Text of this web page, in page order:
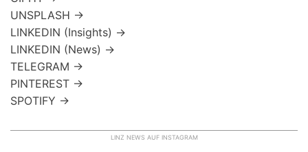
UNSPLASH →
LINKEDIN (Insights) →
LINKEDIN (News) →
TELEGRAM →
PINTEREST →
SPOTIFY →
LINZ NEWS AUF INSTAGRAM